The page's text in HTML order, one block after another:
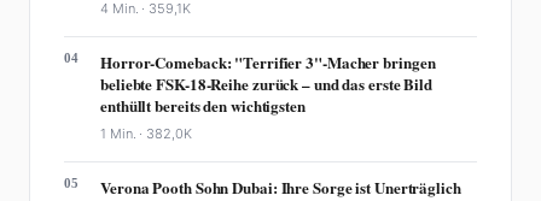
4 Min. · 359,1K
04
Horror-Comeback: "Terrifier 3"-Macher bringen
beliebte FSK-18-Reihe zurück – und das erste Bild
enthüllt bereits den wichtigsten
1 Min. · 382,0K
05 Verona Pooth Sohn Dubai: Ihre Sorge ist Unerträglich